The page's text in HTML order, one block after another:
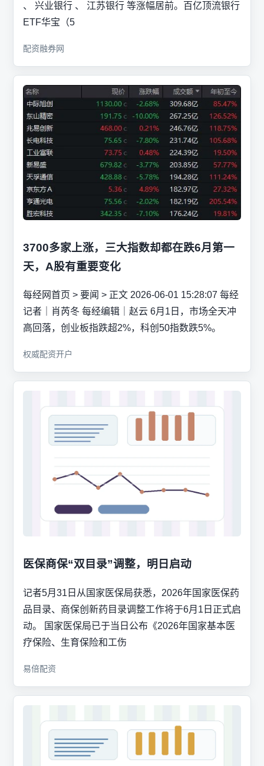
、 兴业银行 、 江苏银行 等涨幅居前。百亿顶流银行
ETF华宝（5
配资融券网
3700多家上涨，三大指数却都在跌6月第一
天，A股有重要变化
每经网首页 > 要闻 > 正文 2026-06-01 15:28:07 每经
记者｜肖芮冬 每经编辑｜赵云 6月1日，市场全天冲
高回落，创业板指跌超2%，科创50指数跌5%。
权威配资开户
医保商保“双目录”调整，明日启动
记者5月31日从国家医保局获悉，2026年国家医保药
品目录、商保创新药目录调整工作将于6月1日正式启
动。 国家医保局已于当日公布《2026年国家基本医
疗保险、生育保险和工伤
易倍配资